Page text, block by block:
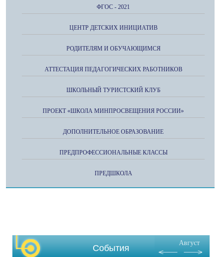
ФГОС - 2021
ЦЕНТР ДЕТСКИХ ИНИЦИАТИВ
РОДИТЕЛЯМ И ОБУЧАЮЩИМСЯ
АТТЕСТАЦИЯ ПЕДАГОГИЧЕСКИХ РАБОТНИКОВ
ШКОЛЬНЫЙ ТУРИСТСКИЙ КЛУБ
ПРОЕКТ «ШКОЛА МИНПРОСВЕЩЕНИЯ РОССИИ»
ДОПОЛНИТЕЛЬНОЕ ОБРАЗОВАНИЕ
ПРЕДПРОФЕССИОНАЛЬНЫЕ КЛАССЫ
ПРЕДШКОЛА
События
Август